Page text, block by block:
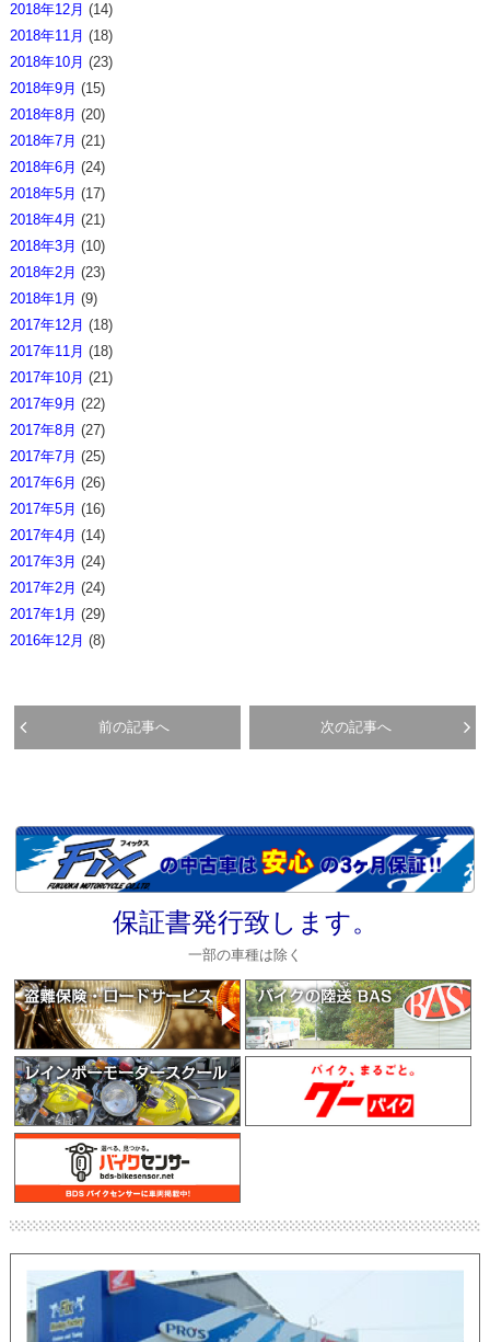
2018年12月 (14)
2018年11月 (18)
2018年10月 (23)
2018年9月 (15)
2018年8月 (20)
2018年7月 (21)
2018年6月 (24)
2018年5月 (17)
2018年4月 (21)
2018年3月 (10)
2018年2月 (23)
2018年1月 (9)
2017年12月 (18)
2017年11月 (18)
2017年10月 (21)
2017年9月 (22)
2017年8月 (27)
2017年7月 (25)
2017年6月 (26)
2017年5月 (16)
2017年4月 (14)
2017年3月 (24)
2017年2月 (24)
2017年1月 (29)
2016年12月 (8)
前の記事へ 次の記事へ
保証書発行致します。
一部の車種は除く